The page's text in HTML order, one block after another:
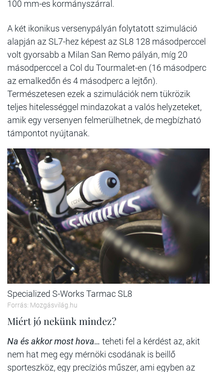
100 mm-es kormányszárral.
A két ikonikus versenypályán folytatott szimuláció
alapján az SL7-hez képest az SL8 128 másodperccel
volt gyorsabb a Milan San Remo pályán, míg 20
másodperccel a Col du Tourmalet-en (16 másodperc
az emalkedőn és 4 másodperc a lejtőn).
Természetesen ezek a szimulációk nem tükrözik
teljes hitelességgel mindazokat a valós helyzeteket,
amik egy versenyen felmerülhetnek, de megbízható
támpontot nyújtanak.
Specialized S-Works Tarmac SL8
Forrás: Mozgásvilág.hu
Miért jó nekünk mindez?
Na és akkor most hova… teheti fel a kérdést az, akit
nem hat meg egy mérnöki csodának is beillő
sporteszköz, egy precíziós műszer, ami egyben az